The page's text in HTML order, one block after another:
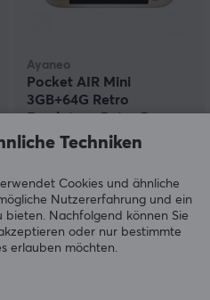
Ayaneo
Pocket AIR Mini
3GB+64G Retro
Emulator - Retro Power
139.90 €
Techniken
Cookies und ähnliche
Nutzererfahrung und ein
bieten. Nachfolgend können Sie
oder nur bestimmte
erlauben möchten.